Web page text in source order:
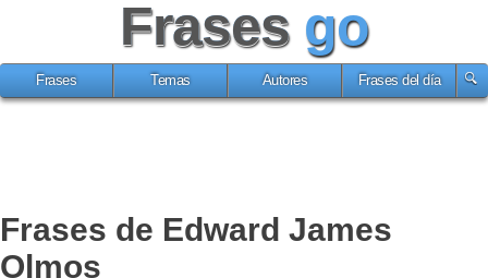
Frases go
Frases Temas Autores Frases del día
Frases de Edward James
Olmos